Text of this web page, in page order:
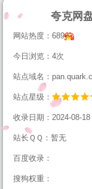
夸克网
网站热度：689
今日浏览：4次
站点域名：
站点星级：
收录日期：2024-08-18
站长ＱＱ：暂无
百度收录：
搜狗权重：